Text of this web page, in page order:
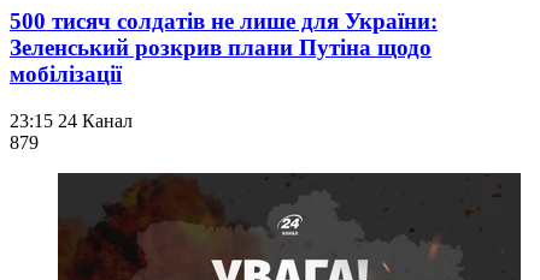
500 тисяч солдатів не лише для України:
Зеленський розкрив плани Путіна щодо
мобілізації
23:15 24 Канал
879